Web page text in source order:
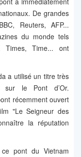
De grandes
Reuters, AFP...
du monde tels
Times, Time... ont
a utilisé un titre très
sur le Pont d’Or.
récemment ouvert
"Le Seigneur des
la réputation
pont du Vietnam